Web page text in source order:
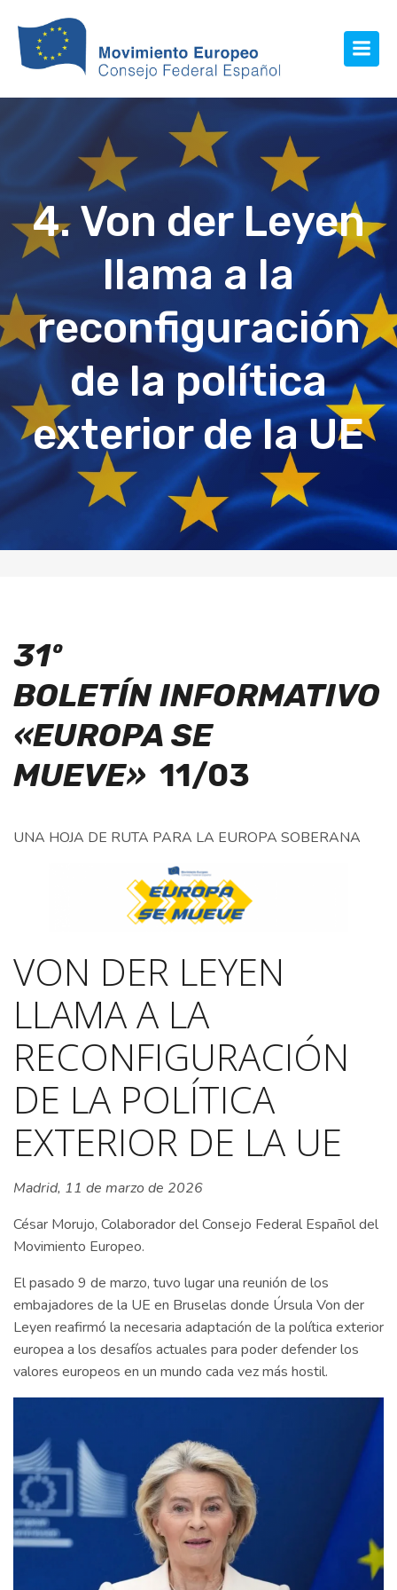
4. Von der Leyen
llama a la
reconfiguración
de la política
exterior de la UE
31º
BOLETÍN INFORMATIVO
«EUROPA SE
MUEVE» 11/03
UNA HOJA DE RUTA PARA LA EUROPA SOBERANA
VON DER LEYEN
LLAMA A LA
RECONFIGURACIÓN
DE LA POLÍTICA
EXTERIOR DE LA UE
Madrid, 11 de marzo de 2026
César Morujo, Colaborador del Consejo Federal Español del
Movimiento Europeo.
El pasado 9 de marzo, tuvo lugar una reunión de los
embajadores de la UE en Bruselas donde Úrsula Von der
Leyen reafirmó la necesaria adaptación de la política exterior
europea a los desafíos actuales para poder defender los
valores europeos en un mundo cada vez más hostil.